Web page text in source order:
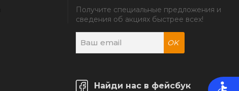
Получите специальные предложения и
сведения об акциях быстрее всех!
OK
Найди нас в фейсбук